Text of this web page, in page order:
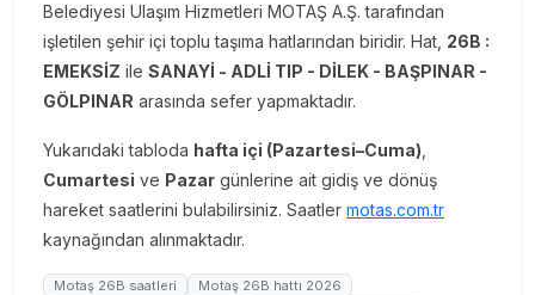
Belediyesi Ulaşım Hizmetleri MOTAŞ A.Ş. tarafından
işletilen şehir içi toplu taşıma hatlarından biridir. Hat, 26B :
EMEKSİZ ile SANAYİ - ADLİ TIP - DİLEK - BAŞPINAR -
GÖLPINAR arasında sefer yapmaktadır.
Yukarıdaki tabloda hafta içi (Pazartesi–Cuma)
Cumartesi ve Pazar günlerine ait gidiş ve dönüş
hareket saatlerini bulabilirsiniz. Saatler motas.com.tr
kaynağından alınmaktadır.
Motaş 26B saatleri
Motaş 26B hattı 2026